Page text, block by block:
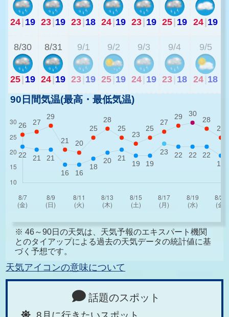
24| 19 23|19 23|18 24|19 23| 19 25| 19 24|19
8/30
25| 19
8/31
24|19
9/1
23 19
9/2
25 19
9/3
24 19
9/4
23 18
9/5
24 18
90日間気温(最高・最低気温)
※ 46～90日の天気は、天気予報のエキスパート機関
とのタイアップによる過去の天気データの統計値に基
づく予想です。
天気アイコンの意味について
話題のスポット